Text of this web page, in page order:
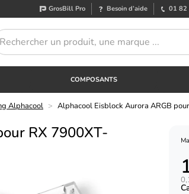
GrosBill Pro Besoin d’aide 01 82
COMPOSANTS
Alphacool > Alphacool Eisblock Aurora ARGB
RX 7900XT-